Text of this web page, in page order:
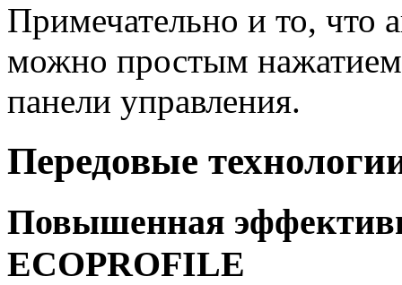
Примечательно и то, что
можно простым
панели управления.
Передовые
Повышенная
ECOPROFILE